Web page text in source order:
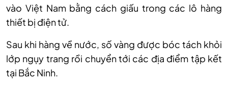
vào Việt Nam bằng cách giấu trong các lô hàng
thiết bị điện tử.
Sau khi hàng về nước, số vàng được bóc tách khỏi
lớp ngụy trang rồi chuyển tới các địa điểm tập kết
tại Bắc Ninh.